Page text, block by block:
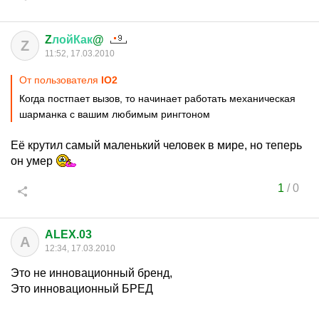
Z ZлойКак@
11:52, 17.03.2010
От пользователя IO2
Когда постпает вызов, то начинает работать механическая
шарманка с вашим любимым рингтоном
Её крутил самый маленький человек в мире, но теперь
он умер
1 /0
A ALEX.03
12:34, 17.03.2010
Это не инновационный бренд,
Это инновационный БРЕД